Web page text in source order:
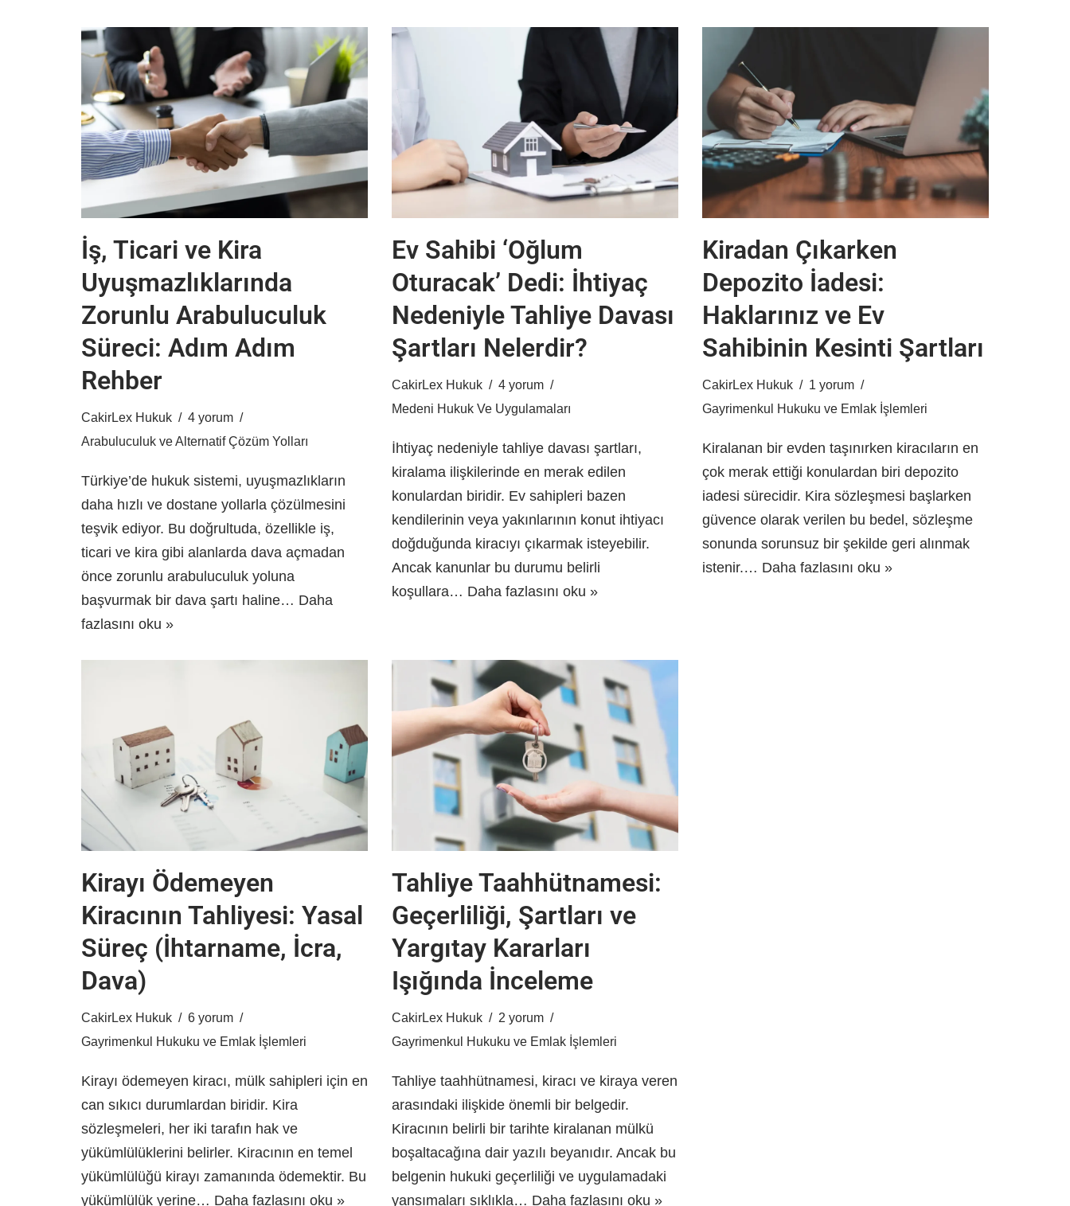
İş, Ticari ve Kira
Uyuşmazlıklarında
Zorunlu Arabuluculuk
Süreci: Adım Adım
Rehber
CakirLex Hukuk
4 yorum
Arabuluculuk ve Alternatif Çözüm Yolları
Türkiye’de hukuk sistemi, uyuşmazlıkların
daha hızlı ve dostane yollarla çözülmesini
teşvik ediyor. Bu doğrultuda, özellikle iş,
ticari ve kira gibi alanlarda dava açmadan
önce zorunlu arabuluculuk yoluna
başvurmak bir dava şartı haline… Daha
fazlasını oku »
Ev Sahibi ‘Oğlum
Oturacak’ Dedi: İhtiyaç
Nedeniyle Tahliye Davası
Şartları Nelerdir?
CakirLex Hukuk
4 yorum
Medeni Hukuk Ve Uygulamaları
İhtiyaç nedeniyle tahliye davası şartları,
kiralama ilişkilerinde en merak edilen
konulardan biridir. Ev sahipleri bazen
kendilerinin veya yakınlarının konut ihtiyacı
doğduğunda kiracıyı çıkarmak isteyebilir.
Ancak kanunlar bu durumu belirli
koşullara… Daha fazlasını oku »
Kiradan Çıkarken
Depozito İadesi:
Haklarınız ve Ev
Sahibinin Kesinti Şartları
CakirLex Hukuk
1 yorum
Gayrimenkul Hukuku ve Emlak İşlemleri
Kiralanan bir evden taşınırken kiracıların en
çok merak ettiği konulardan biri depozito
iadesi sürecidir. Kira sözleşmesi başlarken
güvence olarak verilen bu bedel, sözleşme
sonunda sorunsuz bir şekilde geri alınmak
istenir.… Daha fazlasını oku »
Kirayı Ödemeyen
Kiracının Tahliyesi: Yasal
Süreç (İhtarname, İcra,
Dava)
CakirLex Hukuk
6 yorum
Gayrimenkul Hukuku ve Emlak İşlemleri
Kirayı ödemeyen kiracı, mülk sahipleri için en
can sıkıcı durumlardan biridir. Kira
sözleşmeleri, her iki tarafın hak ve
yükümlülüklerini belirler. Kiracının en temel
yükümlülüğü kirayı zamanında ödemektir. Bu
yükümlülük yerine… Daha fazlasını oku »
Tahliye Taahhütnamesi:
Geçerliliği, Şartları ve
Yargıtay Kararları
Işığında İnceleme
CakirLex Hukuk
2 yorum
Gayrimenkul Hukuku ve Emlak İşlemleri
Tahliye taahhütnamesi, kiracı ve kiraya veren
arasındaki ilişkide önemli bir belgedir.
Kiracının belirli bir tarihte kiralanan mülkü
boşaltacağına dair yazılı beyanıdır. Ancak bu
belgenin hukuki geçerliliği ve uygulamadaki
yansımaları sıklıkla… Daha fazlasını oku »